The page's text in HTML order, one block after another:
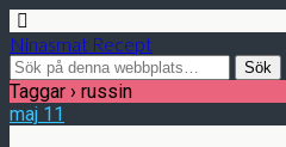
Ninasmat Recept
Taggar › russin
maj 11